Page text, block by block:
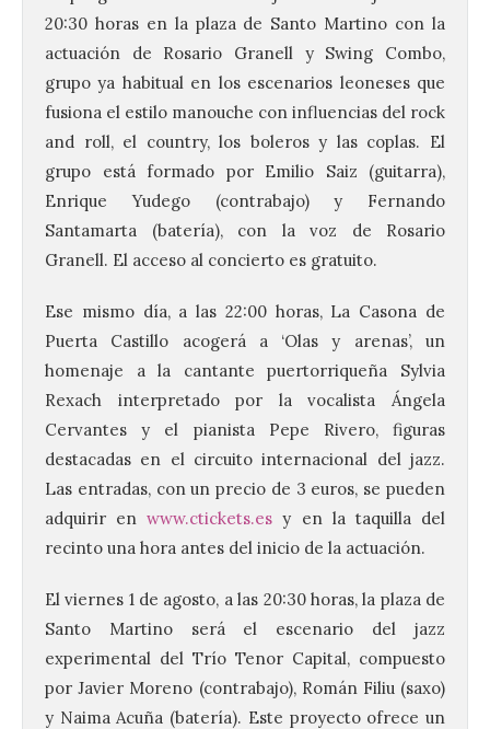
20:30 horas en la plaza de Santo Martino con la
actuación de Rosario Granell y Swing Combo,
grupo ya habitual en los escenarios leoneses que
fusiona el estilo manouche con influencias del rock
and roll, el country, los boleros y las coplas. El
grupo está formado por Emilio Saiz (guitarra),
Enrique Yudego (contrabajo) y Fernando
Santamarta (batería), con la voz de Rosario
Granell. El acceso al concierto es gratuito.
Ese mismo día, a las 22:00 horas, La Casona de
Puerta Castillo acogerá a ‘Olas y arenas’, un
homenaje a la cantante puertorriqueña Sylvia
Rexach interpretado por la vocalista Ángela
Cervantes y el pianista Pepe Rivero, figuras
destacadas en el circuito internacional del jazz.
Las entradas, con un precio de 3 euros, se pueden
adquirir enwww.ctickets.es y en la taquilla del
recinto una hora antes del inicio de la actuación.
El viernes 1 de agosto, a las 20:30 horas, la plaza de
Santo Martino será el escenario del jazz
experimental del Trío Tenor Capital, compuesto
por Javier Moreno (contrabajo), Román Filiu (saxo)
y Naima Acuña (batería). Este proyecto ofrece un